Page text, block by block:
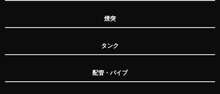
煙突
タンク
配管・パイプ